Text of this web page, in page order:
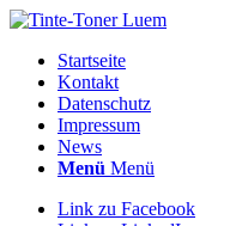
Startseite
Kontakt
Datenschutz
Impressum
News
Menü Menü
Link zu Facebook